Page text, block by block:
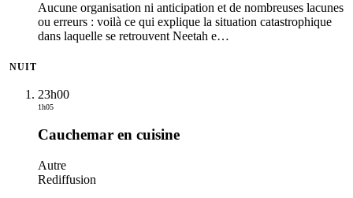
Aucune organisation ni anticipation et de nombreuses lacunes
ou erreurs : voilà ce qui explique la situation catastrophique
dans laquelle se retrouvent Neetah e…
NUIT
23h00
1h05
Cauchemar en cuisine
Autre
Rediffusion